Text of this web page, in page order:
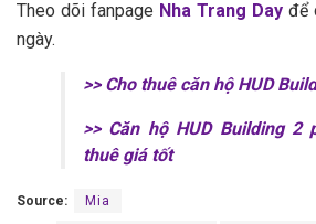
Theo dõi fanpage Nha Trang Day để
ngày.
>> Cho thuê căn hộ H‎‎UD
>> Căn hộ H‎‎UD B‎‎uilding 2
thuê giá tốt
Source: Mia